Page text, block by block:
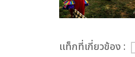
เเท็กที่เกี่ยวข้อง :